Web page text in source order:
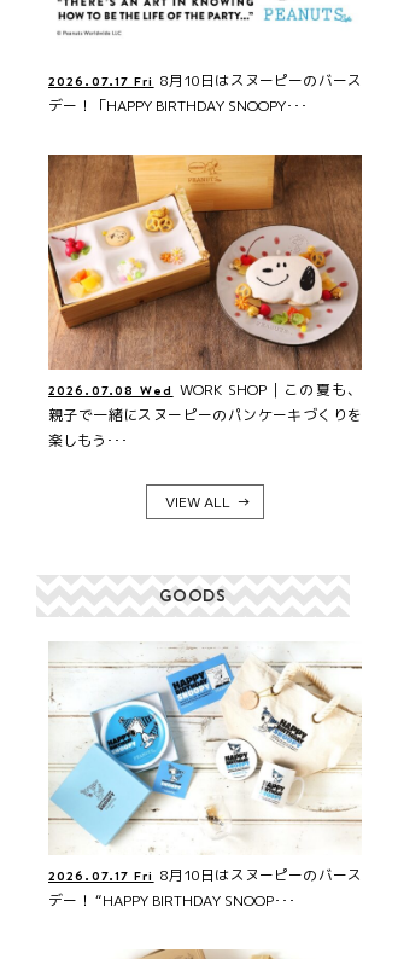
2026.07.17 Fri 8月10日はスヌーピーのバース
デー！「HAPPY BIRTHDAY SNOOPY･･･
2026.07.08 Wed WORK SHOP｜この夏も、
親子で一緒にスヌーピーのパンケーキづくりを
楽しもう･･･
VIEW ALL
GOODS
2026.07.17 Fri 8月10日はスヌーピーのバース
デー！ “HAPPY BIRTHDAY SNOOP･･･